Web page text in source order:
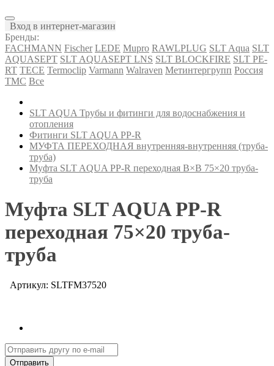
Вход в интернет-магазин
Бренды:
FACHMANN Fischer LEDE Mupro RAWLPLUG SLT Aqua SLT
AQUASEPT SLT AQUASEPT LNS SLT BLOCKFIRE SLT PE-
RT TECE Termoclip Varmann Walraven Метинтергрупп Россия
ТМС Все
SLT AQUA Трубы и фитинги для водоснабжения и
отопления
Фитинги SLT AQUA PP-R
МУФТА ПЕРЕХОДНАЯ внутренняя-внутренняя (труба-
труба)
Муфта SLT AQUA PP-R переходная В×В 75×20 труба-
труба
Муфта SLT AQUA PP-R
переходная 75×20 труба-
труба
Артикул: SLTFM37520
Отправить